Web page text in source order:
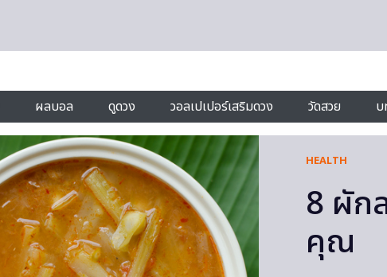
ผลบอล ดูดวง วอลเปเปอร์เสริมดวง วัดสวย
HEALTH
8 ผัก
คุณ